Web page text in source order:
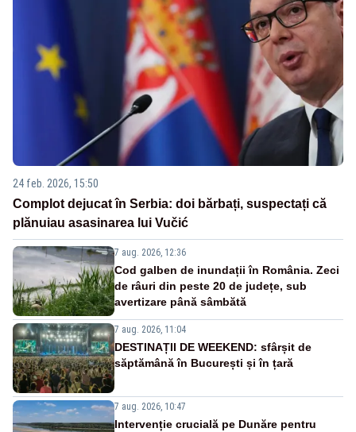
24 feb. 2026, 15:50
Complot dejucat în Serbia: doi bărbați, suspectați că
plănuiau asasinarea lui Vučić
7 aug. 2026, 12:36
Cod galben de inundații în România. Zeci
de râuri din peste 20 de județe, sub
avertizare până sâmbătă
7 aug. 2026, 11:04
DESTINAȚII DE WEEKEND: sfârșit de
săptămână în București și în țară
7 aug. 2026, 10:47
Intervenție crucială pe Dunăre pentru